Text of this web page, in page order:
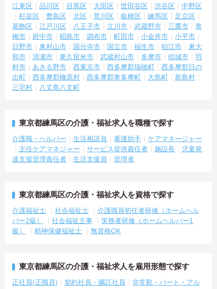
江東区
品川区 目黒区 大田区 世田谷区 渋谷区
中野区
杉並区
豊島区 北区 荒川区 板橋区 練馬区
足立区
葛飾区
江戸川区 八王子市 立川市 武蔵野市 三鷹市
青
梅市
府中市 昭島市 調布市 町田市 小金井市
小平市
日野市
東村山市 国分寺市 国立市 福生市 狛江市
東大
和市
清瀬市 東久留米市 武蔵村山市 多摩市 稲城市
羽
村市
あきる野市 西東京市 西多摩郡瑞穂町
西多摩郡日の
出町
西多摩郡檜原村 西多摩郡奥多摩町 大島町
新島村
三宅村
八丈島八丈町
東京都練馬区の介護・福祉求人を職種で探す
介護職・ヘルパー 生活相談員 看護助手
ケアマネージャー
主任ケアマネジャー
サービス提供責任者 施設長
児童発
達支援管理責任者
生活支援員 管理者
東京都練馬区の介護・福祉求人を資格で探す
介護福祉士 社会福祉士
介護職員初任者研修（ホームヘル
パー2級）
社会福祉主事
実務者研修（ホームヘルパー1
級）
精神保健福祉士 無資格OK
東京都練馬区の介護・福祉求人を雇用形態で探す
正社員(正職員) 契約社員・嘱託社員
非常勤・パート・アル